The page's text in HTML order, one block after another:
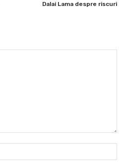
Dalai Lama despre riscuri